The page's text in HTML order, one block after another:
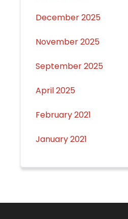
December 2025
November 2025
September 2025
April 2025
February 2021
January 2021